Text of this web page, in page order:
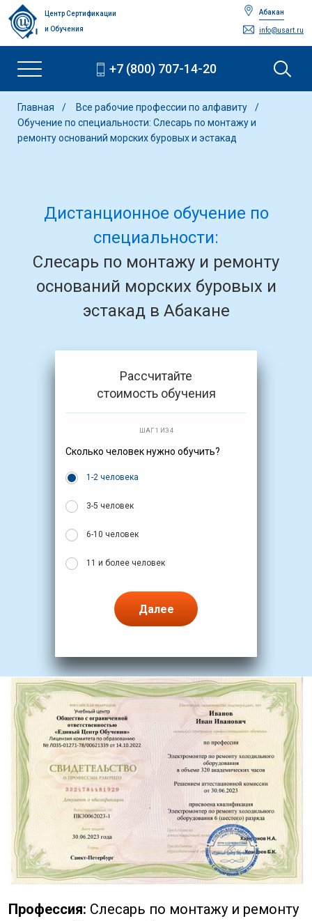
Центр Сертификации
и Обучения
Абакан
info@usart.ru
+7 (800) 707-14-20
Главная
Все рабочие профессии по алфавиту
Обучение по специальности: Слесарь по монтажу и
ремонту оснований морских буровых и эстакад
Дистанционное обучение по
специальности:
Слесарь по монтажу и ремонту
оснований морских буровых и
эстакад в Абакане
Рассчитайте
стоимость обучения
ШАГ 1 ИЗ 4
Сколько человек нужно обучить?
1-2 человека
3-5 человек
6-10 человек
11 и более человек
Далее
Профессия: Слесарь по монтажу и ремонту